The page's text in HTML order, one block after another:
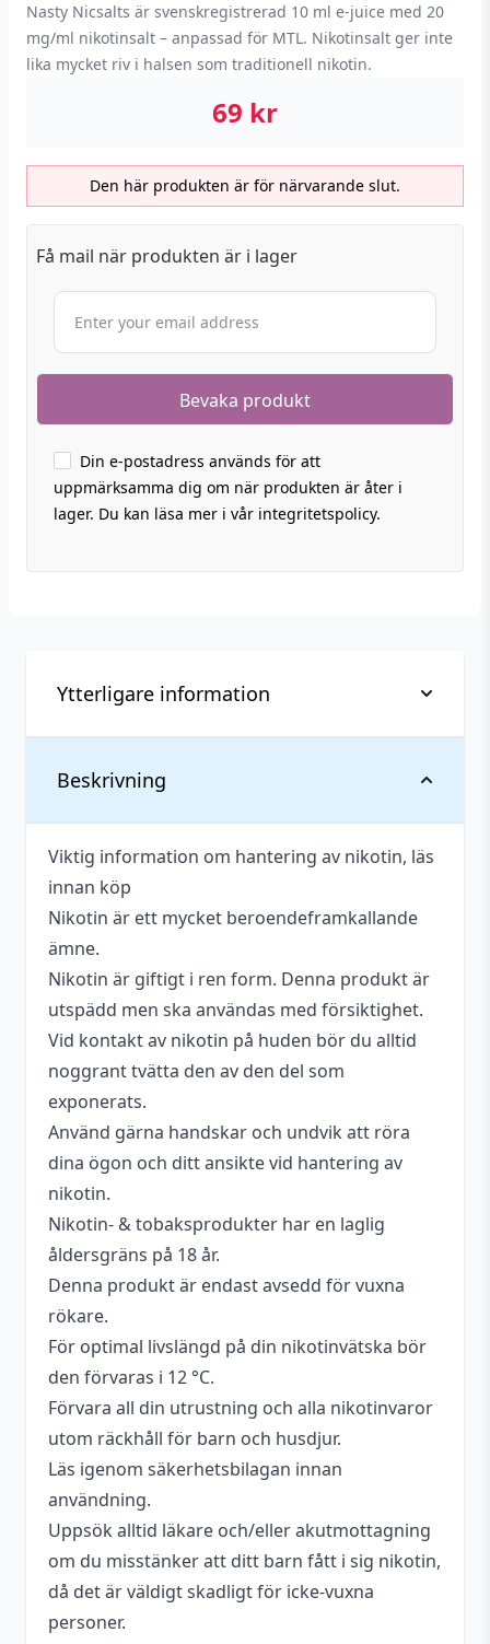
Nasty Nicsalts är svenskregistrerad 10 ml e-juice med 20
mg/ml nikotinsalt – anpassad för MTL. Nikotinsalt ger inte
lika mycket riv i halsen som traditionell nikotin.
69 kr
Den här produkten är för närvarande slut.
Få mail när produkten är i lager
Din e-postadress används för att
uppmärksamma dig om när produkten är åter i
lager. Du kan läsa mer i vår integritetspolicy.
Beskrivning
Viktig information om hantering av nikotin, läs
innan köp
Nikotin är ett mycket beroendeframkallande
ämne.
Nikotin är giftigt i ren form. Denna produkt är
utspädd men ska användas med försiktighet.
Vid kontakt av nikotin på huden bör du alltid
noggrant tvätta den av den del som
exponerats.
Använd gärna handskar och undvik att röra
dina ögon och ditt ansikte vid hantering av
nikotin.
Nikotin- & tobaksprodukter har en laglig
åldersgräns på 18 år.
Denna produkt är endast avsedd för vuxna
rökare.
För optimal livslängd på din nikotinvätska bör
den förvaras i 12 °C.
Förvara all din utrustning och alla nikotinvaror
utom räckhåll för barn och husdjur.
Läs igenom säkerhetsbilagan innan
användning.
Uppsök alltid läkare och/eller akutmottagning
om du misstänker att ditt barn fått i sig nikotin,
då det är väldigt skadligt för icke-vuxna
personer.
Ytterligare information
Vikt
Tillverkare
Nasty Juice
Antal
1 st
Antal ml
10 ml
Smakprofil
Tillverkningsland Malaysia
Serie
Nasty Nicsalts
Innehåller
cooling
Beskrivande
Flaskstorlek
Blandning
50VG / 50PG
Nikotin
20 mg